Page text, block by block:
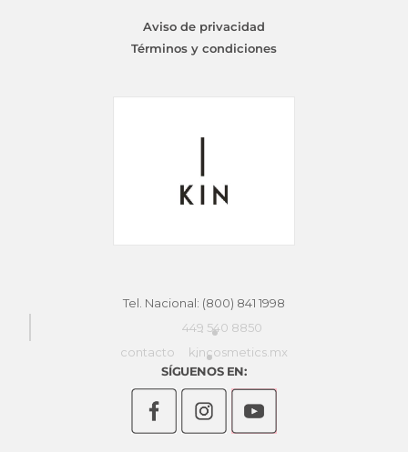
Aviso de privacidad
Términos y condiciones
Tel. Nacional: (800) 841 1998
449 540 8850
contacto
kincosmetics.mx
SÍGUENOS EN: